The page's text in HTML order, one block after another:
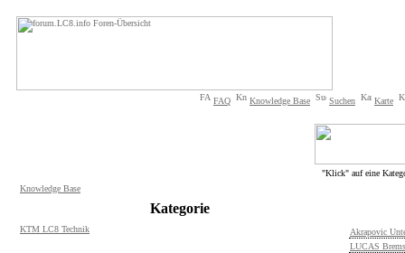
FAQ Knowledge Base Suchen Karte
"Klick" auf eine
Knowledge Base
Kategorie
KTM LC8 Technik
Akrapovic
LUCAS